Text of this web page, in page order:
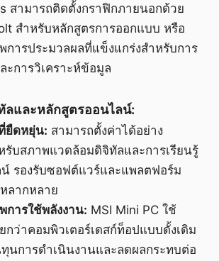
สามารถติดตั้งกราฟิกภายนอกด้วย
สำหรับหลักสูตรการออกแบบ หรือ
การประมวลผลที่แข็งแกร่งสำหรับการ
ะการวิเคราะห์ข้อมูล
ลและหลักสูตรออนไลน์:
ยืดหยุ่น: สามารถตั้งค่าได้อย่าง
รับสภาพแวดล้อมดิจิทัลและการเรียนรู้
รองรับซอฟต์แวร์และแพลตฟอร์ม
ลากหลาย
การใช้พลังงาน: MSI Mini PC ใช้
กว่าคอมพิวเตอร์เดสก์ท็อปแบบดั้งเดิม
นการดำเนินงานและลดผลกระทบต่อ